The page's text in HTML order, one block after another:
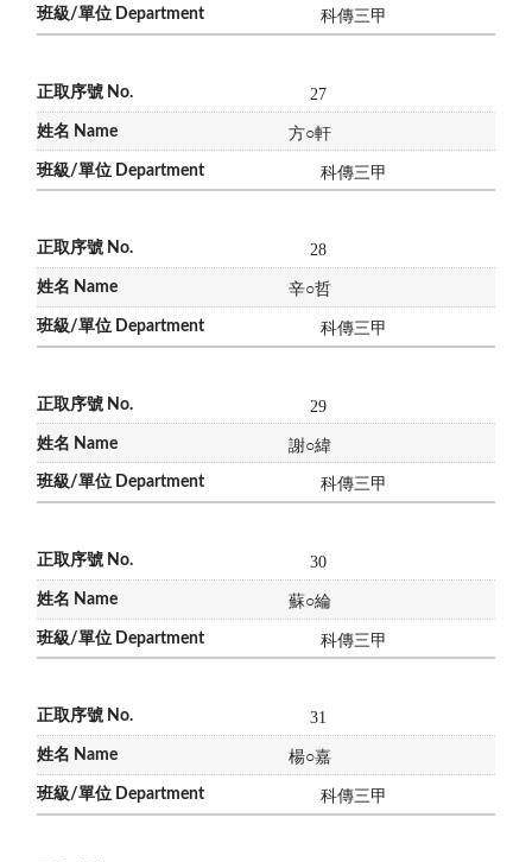
科傳三甲
27
方○軒
科傳三甲
28
辛○哲
科傳三甲
29
謝○緯
科傳三甲
30
蘇○綸
科傳三甲
31
楊○嘉
科傳三甲